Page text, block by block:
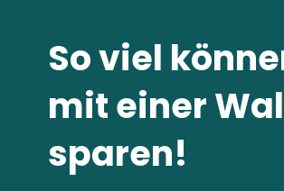
So viel
mit einer
sparen!